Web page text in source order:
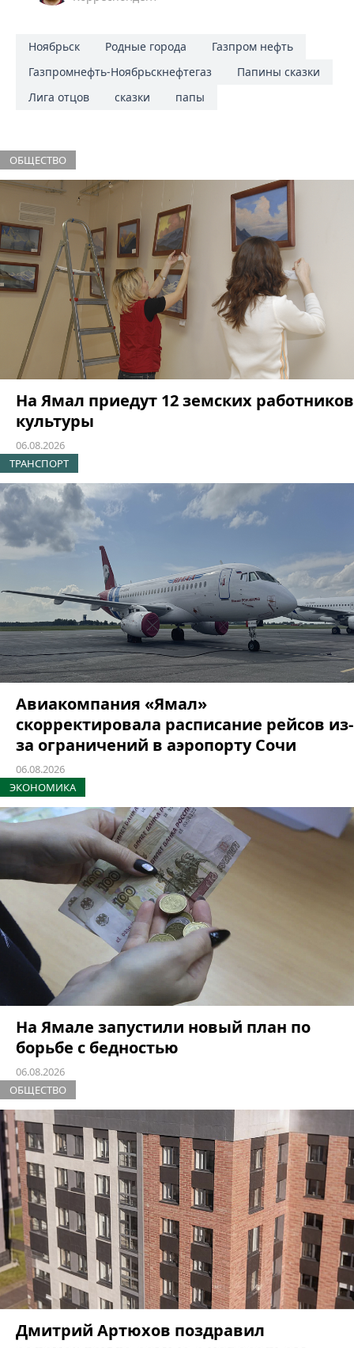
Ноябрьск Родные города
Газпром нефть
Газпромнефть-Ноябрьскнефтегаз
Папины сказки
Лига отцов
сказки папы
ОБЩЕСТВО
На Ямал приедут 12 земских работников
культуры
06.08.2026
ТРАНСПОРТ
Авиакомпания «Ямал»
скорректировала расписание рейсов из-
за ограничений в аэропорту Сочи
06.08.2026
ЭКОНОМИКА
На Ямале запустили новый план по
борьбе с бедностью
06.08.2026
ОБЩЕСТВО
Дмитрий Артюхов поздравил